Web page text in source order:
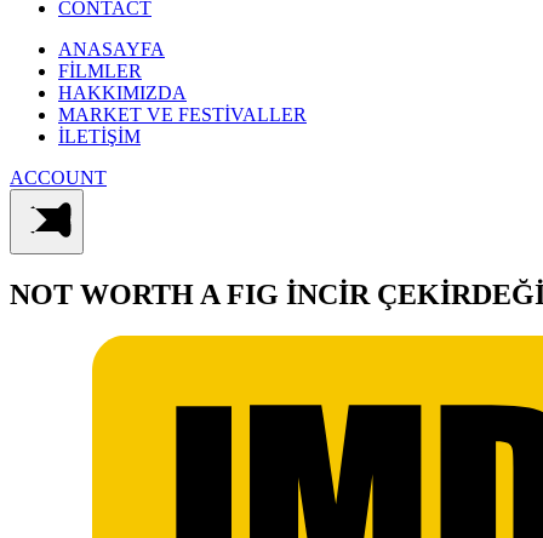
CONTACT
ANASAYFA
FİLMLER
HAKKIMIZDA
MARKET VE FESTİVALLER
İLETİŞİM
ACCOUNT
NOT WORTH A FIG İNCİR